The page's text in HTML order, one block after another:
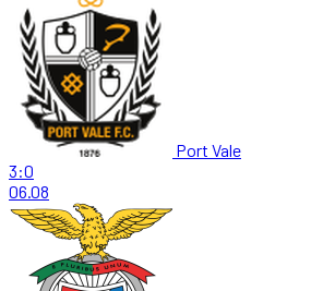
Port Vale
3:0
06.08